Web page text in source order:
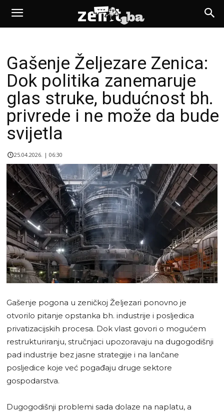
Gašenje Željezare Zenica:
Dok politika zanemaruje
glas struke, budućnost bh.
privrede i ne može da bude
svijetla
25.04.2026. | 06:30
Gašenje pogona u zeničkoj Željezari ponovno je
otvorilo pitanje opstanka bh. industrije i posljedica
privatizacijskih procesa. Dok vlast govori o mogućem
restrukturiranju, stručnjaci upozoravaju na dugogodišnji
pad industrije bez jasne strategije i na lančane
posljedice koje već pogađaju druge sektore
gospodarstva.
Dugogodišnji problemi sada dolaze na naplatu, a